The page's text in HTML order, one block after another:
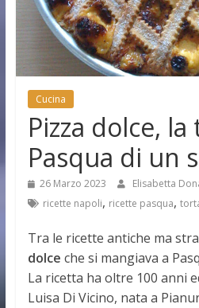
Cucina
Pizza dolce,
Pasqua di un
26 Marzo 2023 Elisabetta
ricette napoli, ricette pasqua,
Tra le ricette antiche ma
dolce che si mangiava a
La ricetta ha oltre 100 anni
Luisa Di Vicino, nata a